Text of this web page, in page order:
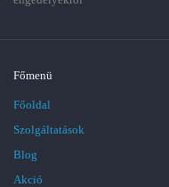
Főmenü
Főoldal
Szolgáltatások
Blog
Akció